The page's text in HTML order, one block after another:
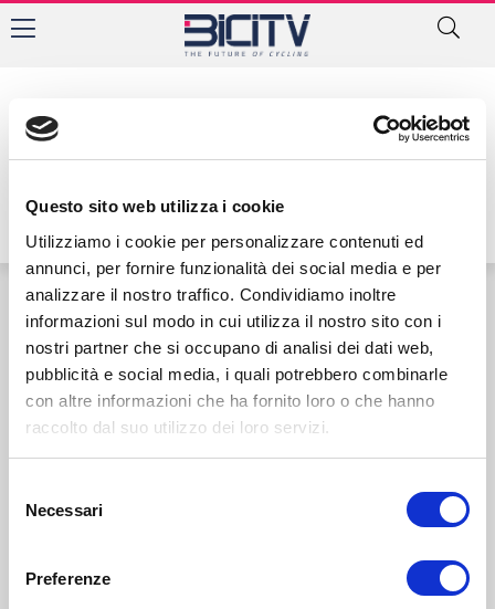
Questo sito web utilizza i cookie
Utilizziamo i cookie per personalizzare contenuti ed
annunci, per fornire funzionalità dei social media e per
analizzare il nostro traffico. Condividiamo inoltre
informazioni sul modo in cui utilizza il nostro sito con i
nostri partner che si occupano di analisi dei dati web,
pubblicità e social media, i quali potrebbero combinarle
con altre informazioni che ha fornito loro o che hanno
raccolto dal suo utilizzo dei loro servizi.
delNecessari
Preferenze
Tag: Nicolò Missaglia
Contatti Privacy Policy Cookie Policy